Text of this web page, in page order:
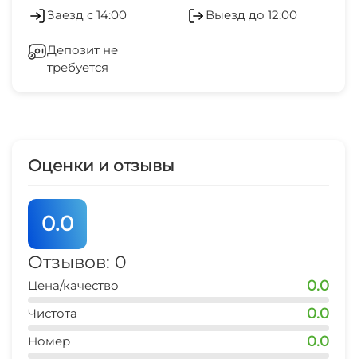
На территории есть кафе "Дача" оплачивается
отдельно, гостям отеля скидка 15%. Режим
работы с 8.30 до 21.30.
Прачечная
Заезд с 14:00 Выезд до 12:00
Депозит не
требуется
Оценки и отзывы
0.0
Отзывов: 0
Цена/качество 0.0
Чистота 0.0
Номер 0.0